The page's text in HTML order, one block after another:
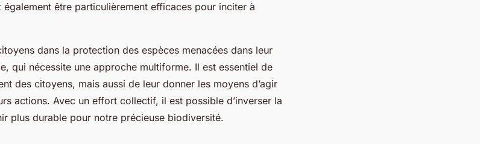
être particulièrement efficaces pour inciter à
dans la protection des espèces menacées dans leur
qui nécessite une approche multiforme. Il est essentiel de
des citoyens, mais aussi de leur donner les moyens d’agir
actions. Avec un effort collectif, il est possible d’inverser la
plus durable pour notre précieuse biodiversité.